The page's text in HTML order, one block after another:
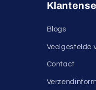
Blogs
Veelgestelde
Contact